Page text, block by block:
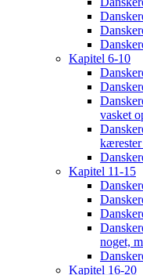
Kapitel 6-10
vasket
kærester
Kapitel 11-15
noget,
Kapitel 16-20